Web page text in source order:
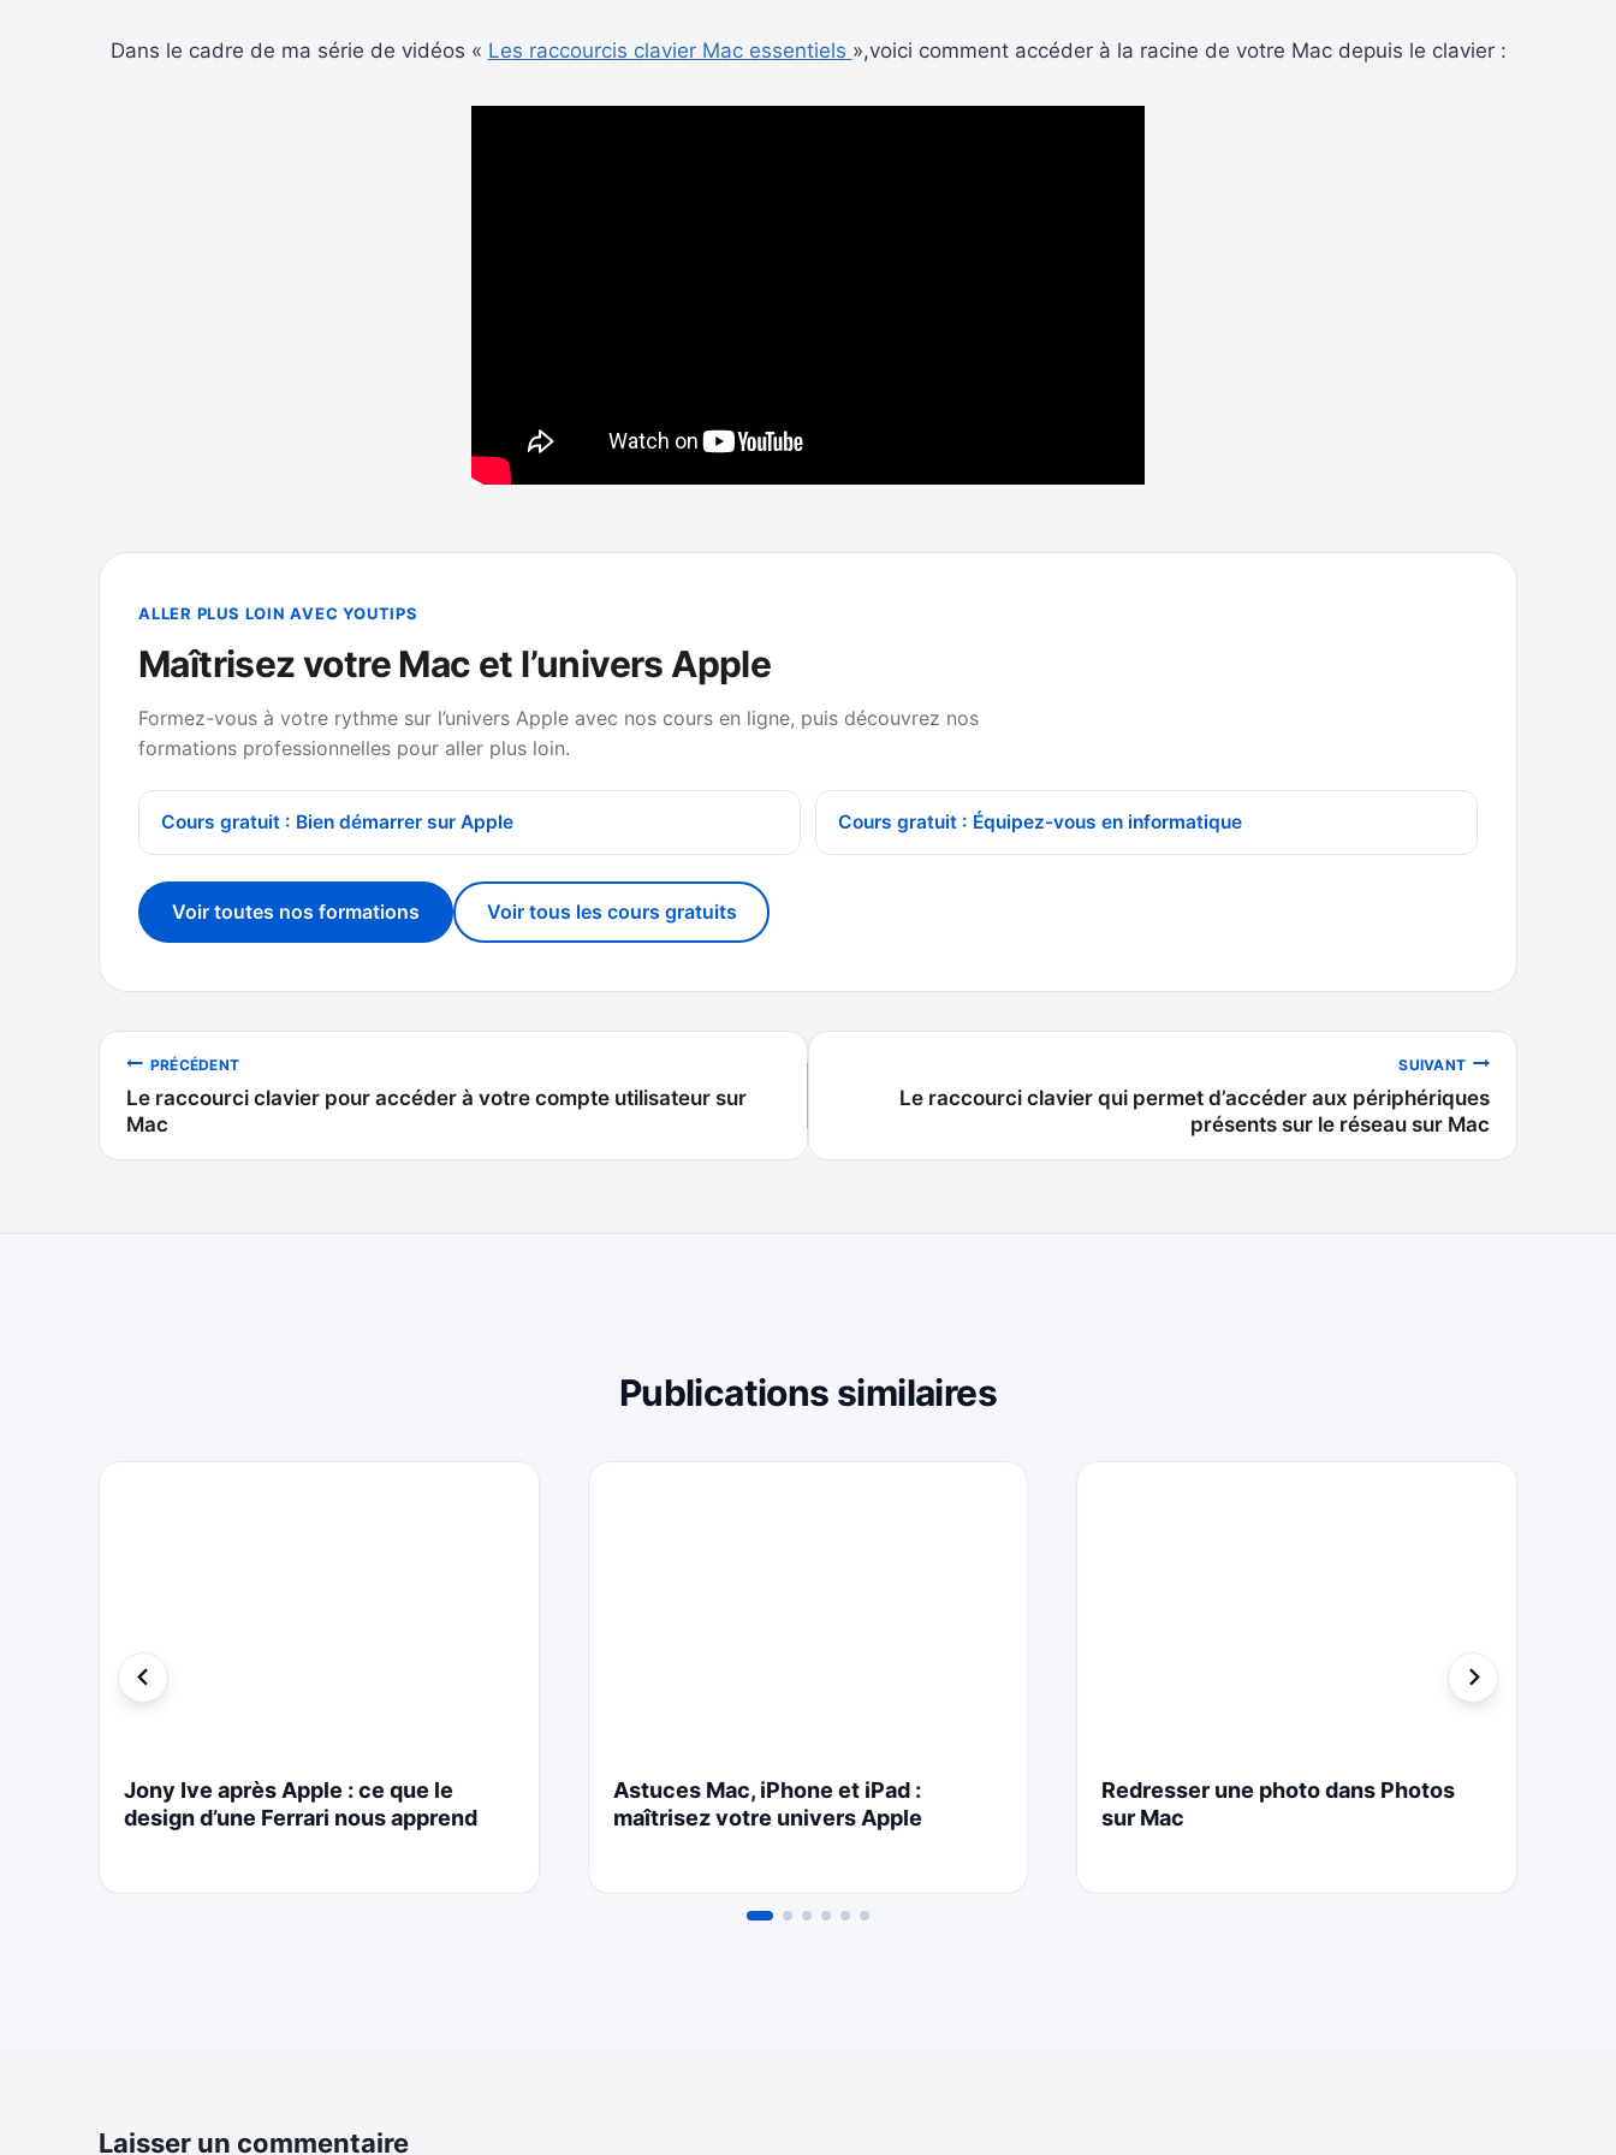
Dans le cadre de ma série de vidéos « Les raccourcis clavier Mac essentiels »,voici comment accéder à la racine de votre Mac depuis le clavier :
ALLER PLUS LOIN AVEC YOUTIPS
Maîtrisez votre Mac et l’univers Apple
Formez-vous à votre rythme sur l’univers Apple avec nos cours en ligne, puis découvrez nos
formations professionnelles pour aller plus loin.
Cours gratuit : Bien démarrer sur Apple Cours gratuit : Équipez-vous en informatique
Voir toutes nos formations Voir tous les cours gratuits
Navigation
de
l’article
PRÉCÉDENT
Le raccourci clavier pour accéder à votre compte utilisateur sur
Mac
SUIVANT
Le raccourci clavier qui permet d’accéder aux périphériques
présents sur le réseau sur Mac
Publications similaires
Jony Ive après Apple : ce que le
design d’une Ferrari nous apprend
Astuces Mac, iPhone et iPad :
maîtrisez votre univers Apple
Redresser une photo dans Photos
sur Mac
Laisser un commentaire